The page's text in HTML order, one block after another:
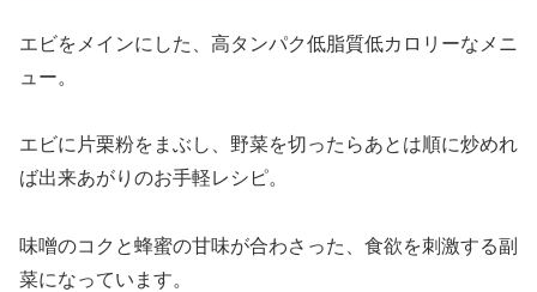
エビをメインにした、高タンパク低脂質低カロリーなメニ
ュー。
エビに片栗粉をまぶし、野菜を切ったらあとは順に炒めれ
ば出来あがりのお手軽レシピ。
味噌のコクと蜂蜜の甘味が合わさった、食欲を刺激する副
菜になっています。